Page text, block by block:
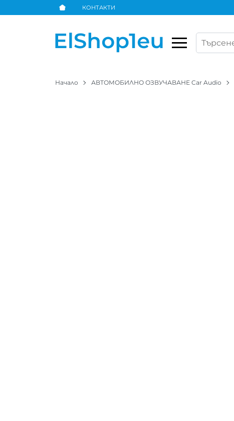
КОНТАКТИ
Начало АВТОМОБИЛНО ОЗВУЧАВАНЕ Car Audio